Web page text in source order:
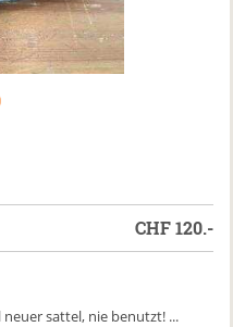
CHF120.-
sattel, nie benutzt! ...